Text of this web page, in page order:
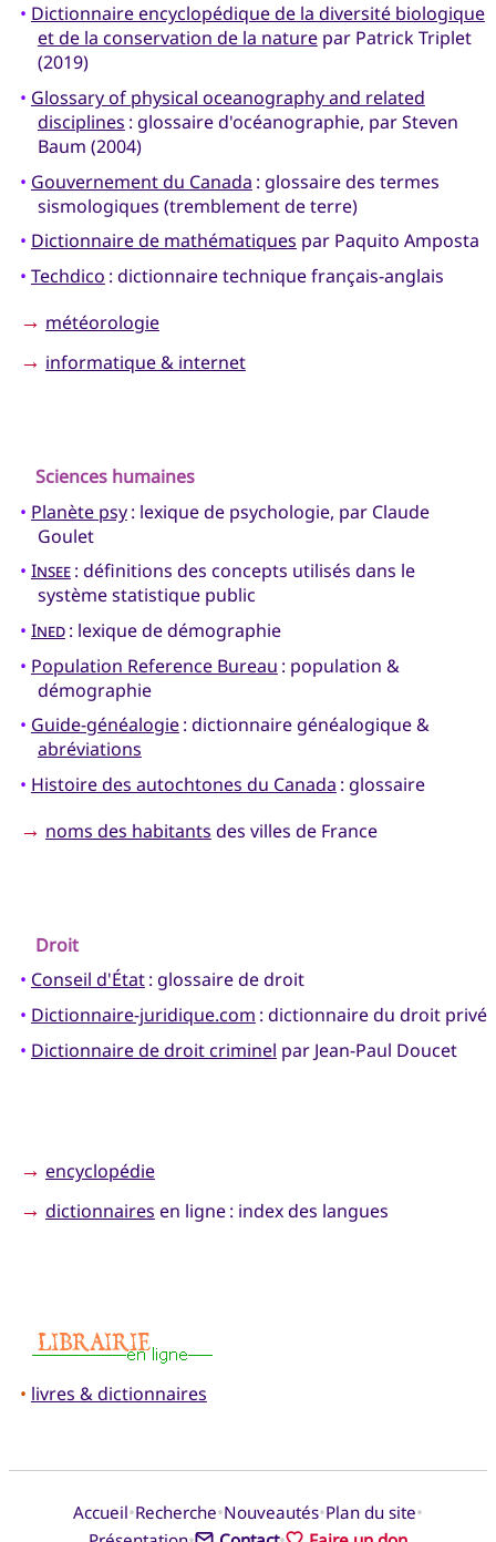
• Dictionnaire encyclopédique de la diversité biologique
et de la conservation de la naturepar Patrick Triplet
(2019)
• Glossary of physical oceanography and related
disciplines : glossaire d'océanographie, par Steven
Baum (2004)
• Gouvernement du Canada : glossaire des termes
sismologiques (tremblement de terre)
• Dictionnaire de mathématiques par Paquito Amposta
• Techdico : dictionnaire technique français-anglais
→ météorologie
→ informatique & internet
Sciences humaines
• Planète psy: lexique de psychologie, par Claude
Goulet
• Insee: définitions des concepts utilisés dans le
système statistique public
• Ined: lexique de démographie
• Population Reference Bureau : population &
démographie
• Guide-généalogie: dictionnaire généalogique &
abréviations
• Histoire des autochtones du Canada : glossaire
→ noms des habitants des villes de France
Droit
• Conseil d'État: glossaire de droit
• Dictionnaire-juridique.com : dictionnaire du droit privé
• Dictionnaire de droit criminel par Jean-Paul Doucet
→ encyclopédie
→ dictionnaires en ligne : index des langues
• livres & dictionnaires
Accueil•Recherche•Nouveautés•Plan du site•